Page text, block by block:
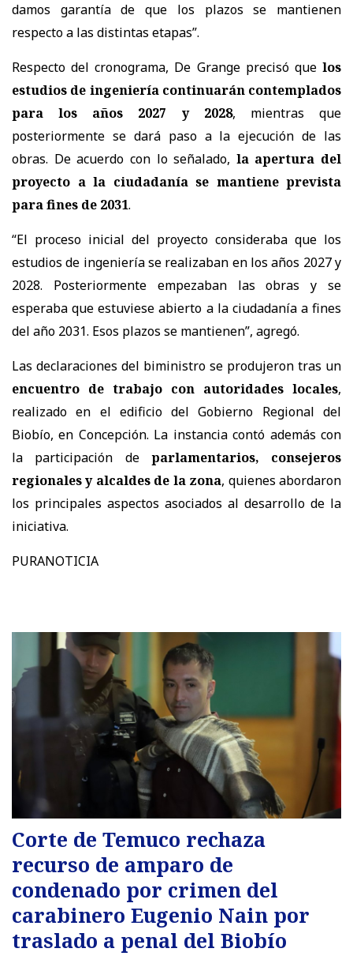
damos garantía de que los plazos se mantienen
respecto a las distintas etapas”.
Respecto del cronograma, De Grange precisó que los
estudios de ingeniería continuarán contemplados
para los años 2027 y 2028, mientras que
posteriormente se dará paso a la ejecución de las
obras. De acuerdo con lo señalado, la apertura del
proyecto a la ciudadanía se mantiene prevista
para fines de 2031.
“El proceso inicial del proyecto consideraba que los
estudios de ingeniería se realizaban en los años 2027 y
2028. Posteriormente empezaban las obras y se
esperaba que estuviese abierto a la ciudadanía a fines
del año 2031. Esos plazos se mantienen”, agregó.
Las declaraciones del biministro se produjeron tras un
encuentro de trabajo con autoridades locales,
realizado en el edificio del Gobierno Regional del
Biobío, en Concepción. La instancia contó además con
la participación de parlamentarios, consejeros
regionales y alcaldes de la zona, quienes abordaron
los principales aspectos asociados al desarrollo de la
iniciativa.
PURANOTICIA
Corte de Temuco rechaza
recurso de amparo de
condenado por crimen del
carabinero Eugenio Nain por
traslado a penal del Biobío